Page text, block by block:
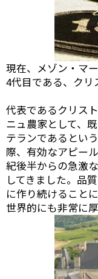
現在、メゾン・マ
4代目である、クリ
代表であるクリス
ニュ農家として、
テランであるとい
際、有効なアピー
紀後半からの急激
してきました。品
に作り続けること
世界的にも非常に